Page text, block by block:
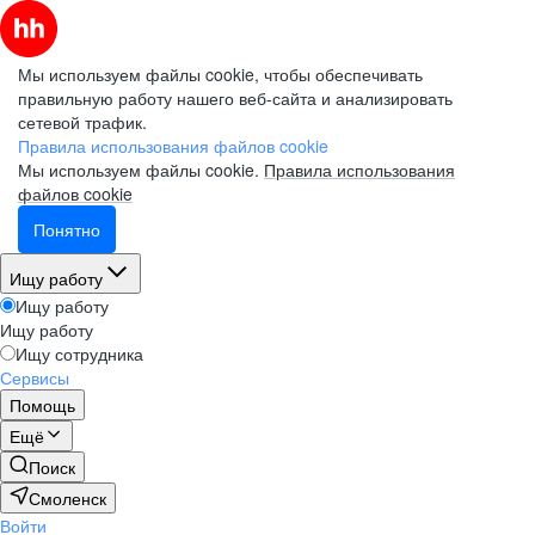
Мы используем файлы cookie, чтобы обеспечивать
правильную работу нашего веб-сайта и анализировать
сетевой трафик.
Правила использования файлов cookie
Мы используем файлы cookie. Правила использования
файлов cookie
Понятно
Ищу работу
Ищу работу
Ищу работу
Ищу сотрудника
Сервисы
Помощь
Ещё
Поиск
Смоленск
Войти